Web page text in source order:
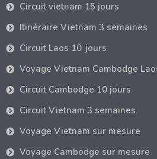
Circuit vietnam 15 jours
Itinéraire Vietnam 3 semaines
Circuit Laos 10 jours
Voyage Vietnam Cambodge
Circuit Cambodge 10 jours
Circuit Vietnam 3 semaines
Voyage Vietnam sur mesure
Voyage Cambodge sur mesure